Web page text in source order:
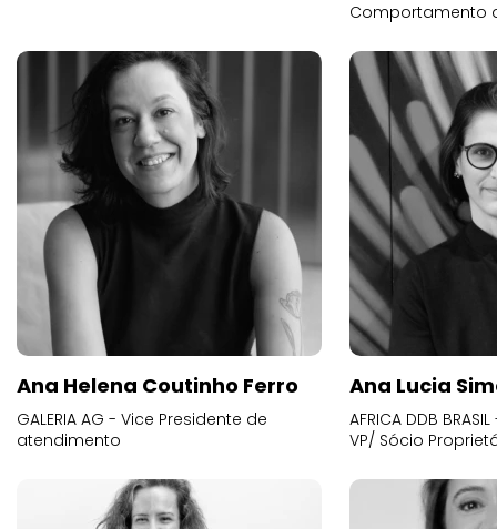
Comportamento
Ana Helena Coutinho Ferro
GALERIA AG - Vice Presidente de
atendimento
Ana Lucia
AFRICA DDB
VP/ Sócio